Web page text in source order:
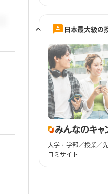
日本最大級の
大学・学部／授業／
コミサイト